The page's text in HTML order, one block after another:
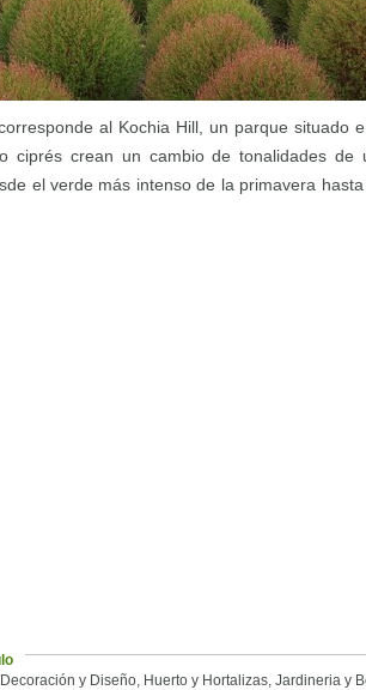
al Kochia Hill, un parque situado
ciprés crean un cambio de tonalidades de
el verde más intenso de la primavera
Decoración y Diseño, Huerto y Hortalizas, Jardineria y